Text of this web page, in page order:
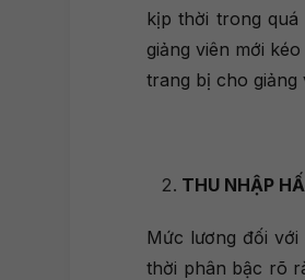
kịp thời trong quá
giảng viên mới
trang bị cho
THU NHẬP
Mức lương đối
thời phân bậc rõ